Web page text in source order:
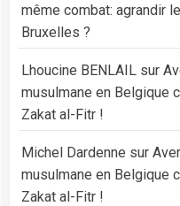
même combat: agrandir
Bruxelles ?
Lhoucine BENLAIL sur
musulmane en Belgique
Zakat al-Fitr !
Michel Dardenne sur
musulmane en Belgique
Zakat al-Fitr !